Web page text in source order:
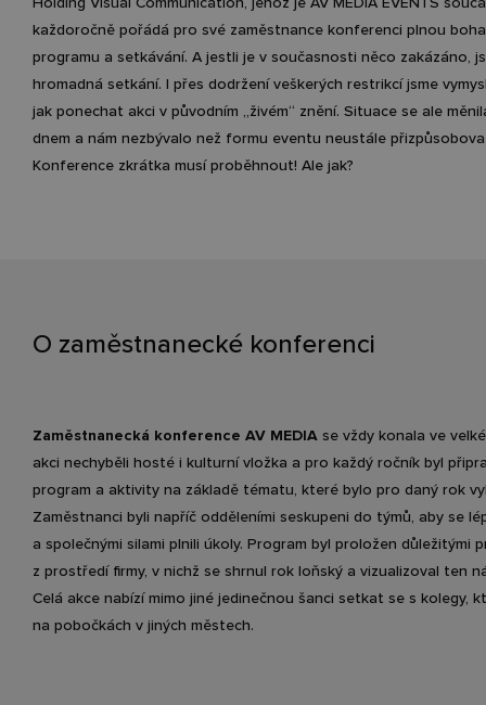
každoročně pořádá pro své zaměstnance konferenci plnou
programu a setkávání. A jestli je v současnosti něco zakázáno,
hromadná setkání. I přes dodržení veškerých restrikcí jsme
jak ponechat akci v původním „živém“ znění. Situace se ale
dnem a nám nezbývalo než formu eventu neustále
Konference zkrátka musí proběhnout! Ale jak?
O zaměstnanecké konferenci
Zaměstnanecká konference AV MEDIAse vždy konala ve
akci nechyběli hosté i kulturní vložka a pro každý ročník byl
program a aktivity na základě tématu, které bylo pro daný rok
Zaměstnanci byli napříč odděleními seskupeni do týmů, aby se
a společnými silami plnili úkoly. Program byl proložen důležitými
z prostředí firmy, v nichž se shrnul rok loňský a vizualizoval ten
Celá akce nabízí mimo jiné jedinečnou šanci setkat se s kolegy,
na pobočkách v jiných městech.